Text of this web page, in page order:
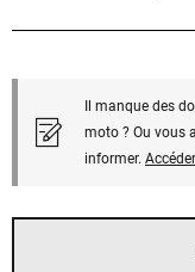
Il manque des
moto ? Ou vous
informer.